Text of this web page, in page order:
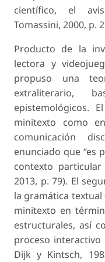
científico, el
Tomassini, 2000, p.
Producto de la
lectora y
propuso una
extraliterario,
epistemológicos.
minitexto como
comunicación
enunciado que “es
contexto particular
2013, p. 79). El
la gramática textual
minitexto en
estructurales, así
proceso
Dijk y Kintsch,